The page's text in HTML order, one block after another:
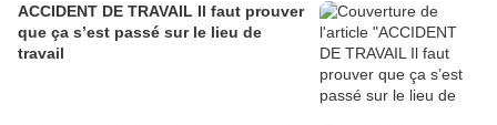
ACCIDENT DE TRAVAIL Il faut prouver
que ça s’est passé sur le lieu de
travail